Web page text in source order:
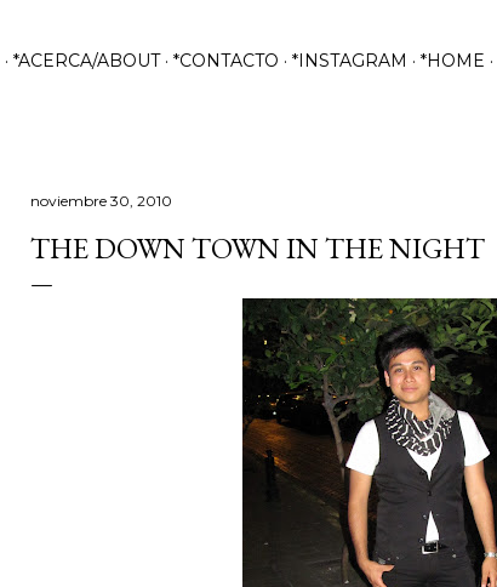
*ACERCA/ABOUT *CONTACTO *INSTAGRAM *HOME
noviembre 30, 2010
THE DOWN TOWN IN THE NIGHT